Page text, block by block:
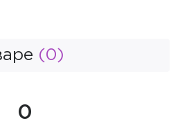
(0)
0